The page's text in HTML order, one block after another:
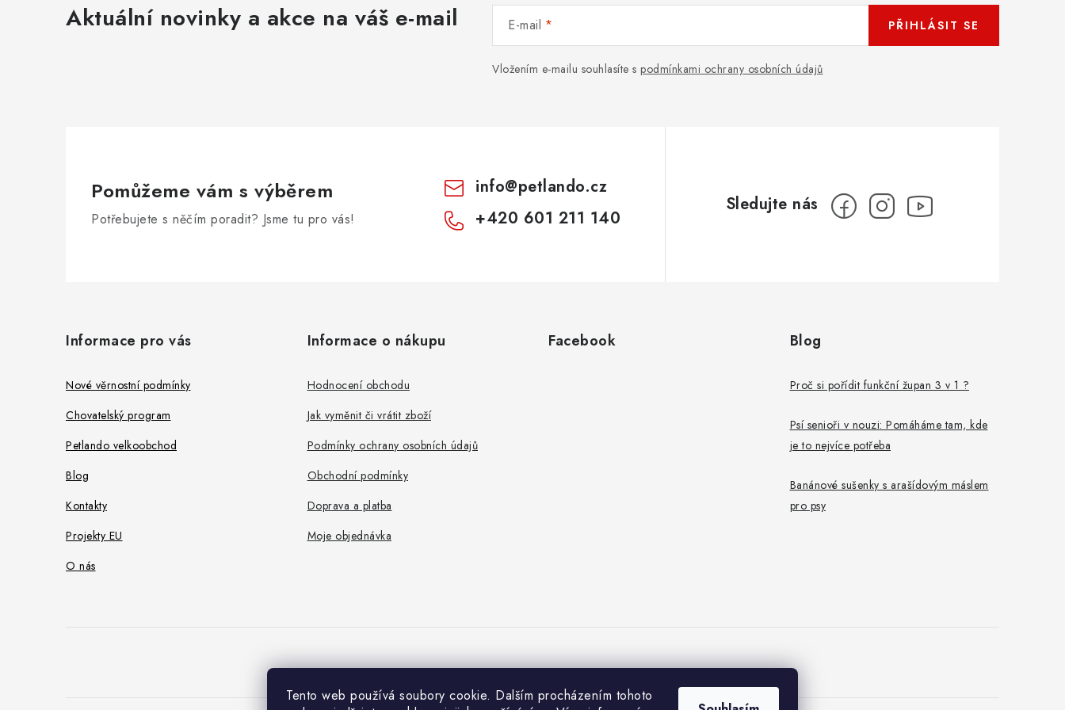
Tento web používá soubory cookie. Dalším procházením tohoto
Aktuální novinky a akce na váš e-mail E-mail
Vložením e-mailu souhlasíte s podmínkami ochrany osobních údajů
PŘIHLÁSIT SE
Pomůžeme vám s výběrem
Potřebujete s něčím poradit? Jsme tu pro vás!
info@petlando.cz
+420 601 211 140
Informace pro vás
Nové věrnostní podmínky
Chovatelský program
Petlando velkoobchod
Blog
Kontakty
Projekty EU
O nás
Informace o nákupu
Hodnocení obchodu
Jak vyměnit či vrátit zboží
Podmínky ochrany osobních údajů
Obchodní podmínky
Doprava a platba
Moje objednávka
Facebook Blog
Proč si pořídit funkční župan 3 v 1 ?
Psí senioři v nouzi: Pomáháme tam, kde
je to nejvíce potřeba
Banánové sušenky s arašídovým máslem
pro psy